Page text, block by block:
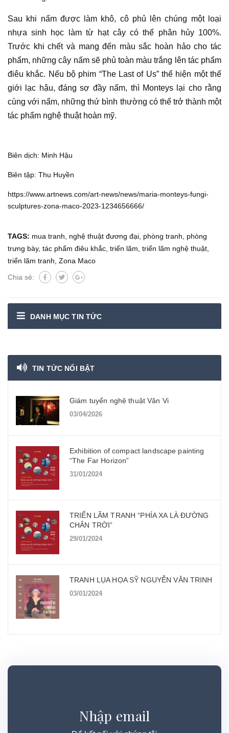
Sau khi nấm được làm khô, cô phủ lên chúng một loại
nhựa sinh học làm từ hạt cây có thể phân hủy 100%.
Trước khi chết và mang đến màu sắc hoàn hảo cho tác
phẩm, những cây nấm sẽ phủ toàn màu trắng lên tác phẩm
điêu khắc. Nếu bộ phim “The Last of Us” thể hiện một thế
giới lạc hậu, đáng sợ đầy nấm, thì Monteys lại cho rằng
cùng với nấm, những thứ bình thường có thể trở thành một
tác phẩm nghệ thuật hoàn mỹ.
Biên dịch: Minh Hậu
Biên tập: Thu Huyền
https://www.artnews.com/art-news/news/maria-monteys-fungi-
sculptures-zona-maco-2023-1234656666/
TAGS: mua tranh nghệ thuật đương đại phòng tranh
phòng
trưng bày, tác phẩm điêu khắc triển lãm triển lãm nghệ thuật
triển lãm tranh Zona Maco
Chia sẻ:
DANH MỤC TIN TỨC
TIN TỨC NỔI BẬT
Giám tuyển nghệ thuật Vân Vi
03/04/2026
Exhibition of compact landscape painting
“The Far Horizon”
31/01/2024
TRIỂN LÃM TRANH “PHÍA XA LÀ ĐƯỜNG
CHÂN TRỜI”
29/01/2024
TRANH LỤA HỌA SỸ NGUYỄN VĂN TRINH
03/01/2024
Nhập email